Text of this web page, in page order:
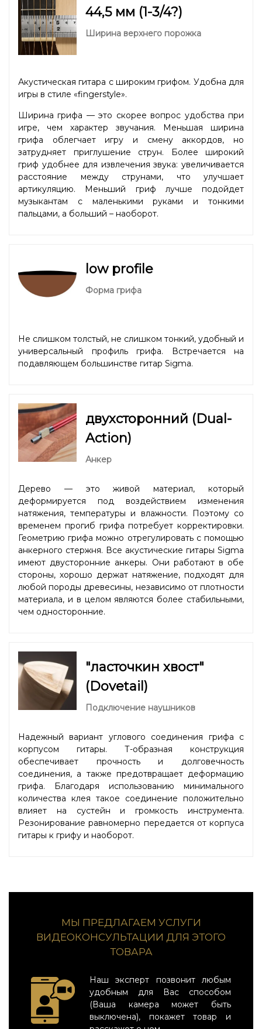
44,5 мм (1-3/4?)
Ширина верхнего порожка
Акустическая гитара с широким грифом. Удобна для
игры в стиле «fingerstyle».
Ширина грифа — это скорее вопрос удобства при
игре, чем характер звучания. Меньшая ширина
грифа облегчает игру и смену аккордов, но
затрудняет приглушение струн. Более широкий
гриф удобнее для извлечения звука: увеличивается
расстояние между струнами, что улучшает
артикуляцию. Меньший гриф лучше подойдет
музыкантам с маленькими руками и тонкими
пальцами, а больший – наоборот.
low profile
Форма грифа
Не слишком толстый, не слишком тонкий, удобный и
универсальный профиль грифа. Встречается на
подавляющем большинстве гитар Sigma.
двухсторонний (Dual-
Action)
Анкер
Дерево — это живой материал, который
деформируется под воздействием изменения
натяжения, температуры и влажности. Поэтому со
временем прогиб грифа потребует корректировки.
Геометрию грифа можно отрегулировать с помощью
анкерного стержня. Все акустические гитары Sigma
имеют двусторонние анкеры. Они работают в обе
стороны, хорошо держат натяжение, подходят для
любой породы древесины, независимо от плотности
материала, и в целом являются более стабильными,
чем односторонние.
"ласточкин хвост"
(Dovetail)
Подключение наушников
Надежный вариант углового соединения грифа с
корпусом гитары. Т-образная конструкция
обеспечивает прочность и долговечность
соединения, а также предотвращает деформацию
грифа. Благодаря использованию минимального
количества клея такое соединение положительно
влияет на сустейн и громкость инструмента.
Резонирование равномерно передается от корпуса
гитары к грифу и наоборот.
МЫ ПРЕДЛАГАЕМ УСЛУГИ
ВИДЕОКОНСУЛЬТАЦИИ ДЛЯ ЭТОГО
ТОВАРА
Наш эксперт позвонит любым
удобным для Вас способом
(Ваша камера может быть
выключена), покажет товар и